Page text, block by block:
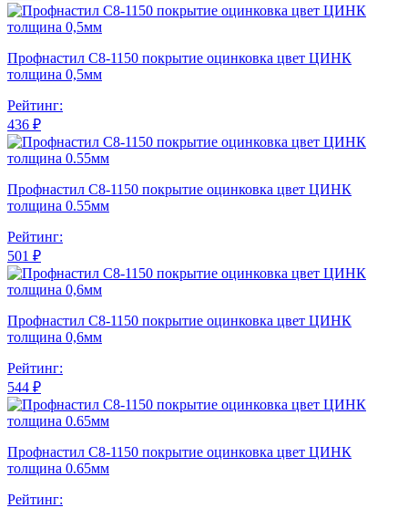
Профнастил С8-1150 покрытие оцинковка цвет ЦИНК
толщина 0,5мм
Рейтинг:
436 ₽
Профнастил С8-1150 покрытие оцинковка цвет ЦИНК
толщина 0.55мм
Рейтинг:
501 ₽
Профнастил С8-1150 покрытие оцинковка цвет ЦИНК
толщина 0,6мм
Рейтинг:
544 ₽
Профнастил С8-1150 покрытие оцинковка цвет ЦИНК
толщина 0.65мм
Рейтинг: